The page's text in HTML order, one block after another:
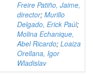
Freire Patiño, Jaime,
director; Murillo
Delgado, Erick Paúl;
Molina Echanique,
Abel Ricardo; Loaiza
Orellana, Igor
Wladislav